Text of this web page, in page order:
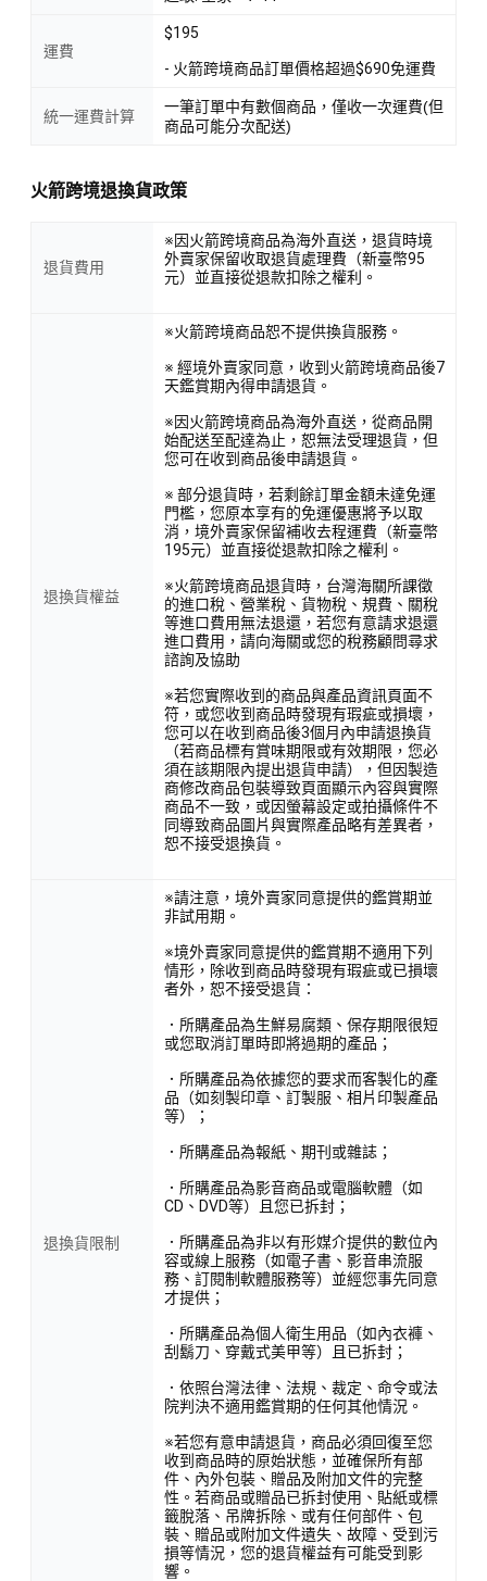
運費
$195
- 火箭跨境商品訂單價格超過$690免運費
統一運費計算
一筆訂單中有數個商品，僅收一次運費(但
商品可能分次配送)
火箭跨境退換貨政策
退貨費用
※因火箭跨境商品為海外直送，退貨時境
外賣家保留收取退貨處理費（新臺幣95
元）並直接從退款扣除之權利。
退換貨權益
※火箭跨境商品恕不提供換貨服務。
※ 經境外賣家同意，收到火箭跨境商品後7
天鑑賞期內得申請退貨。
※因火箭跨境商品為海外直送，從商品開
始配送至配達為止，恕無法受理退貨，但
您可在收到商品後申請退貨。
※ 部分退貨時，若剩餘訂單金額未達免運
門檻，您原本享有的免運優惠將予以取
消，境外賣家保留補收去程運費（新臺幣
195元）並直接從退款扣除之權利。
※火箭跨境商品退貨時，台灣海關所課徵
的進口稅、營業稅、貨物稅、規費、關稅
等進口費用無法退還，若您有意請求退還
進口費用，請向海關或您的稅務顧問尋求
諮詢及協助
※若您實際收到的商品與產品資訊頁面不
符，或您收到商品時發現有瑕疵或損壞，
您可以在收到商品後3個月內申請退換貨
（若商品標有賞味期限或有效期限，您必
須在該期限內提出退貨申請），但因製造
商修改商品包裝導致頁面顯示內容與實際
商品不一致，或因螢幕設定或拍攝條件不
同導致商品圖片與實際產品略有差異者，
恕不接受退換貨。
退換貨限制
※請注意，境外賣家同意提供的鑑賞期並
非試用期。
※境外賣家同意提供的鑑賞期不適用下列
情形，除收到商品時發現有瑕疵或已損壞
者外，恕不接受退貨：
．所購產品為生鮮易腐類、保存期限很短
或您取消訂單時即將過期的產品；
．所購產品為依據您的要求而客製化的產
品（如刻製印章、訂製服、相片印製產品
等）；
．所購產品為報紙、期刊或雜誌；
．所購產品為影音商品或電腦軟體（如
CD、DVD等）且您已拆封；
．所購產品為非以有形媒介提供的數位內
容或線上服務（如電子書、影音串流服
務、訂閱制軟體服務等）並經您事先同意
才提供；
．所購產品為個人衛生用品（如內衣褲、
刮鬍刀、穿戴式美甲等）且已拆封；
．依照台灣法律、法規、裁定、命令或法
院判決不適用鑑賞期的任何其他情況。
※若您有意申請退貨，商品必須回復至您
收到商品時的原始狀態，並確保所有部
件、內外包裝、贈品及附加文件的完整
性。若商品或贈品已拆封使用、貼紙或標
籤脫落、吊牌拆除、或有任何部件、包
裝、贈品或附加文件遺失、故障、受到污
損等情況，您的退貨權益有可能受到影
響。